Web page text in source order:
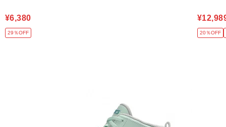
¥6,380
29％OFF 20％OFF